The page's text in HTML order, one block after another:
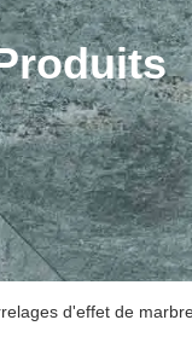
d'effet de